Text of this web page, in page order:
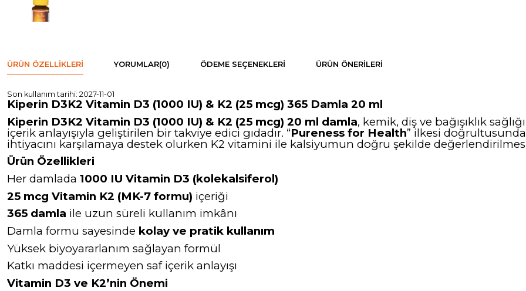
ÜRÜN ÖZELLIKLERI YORUMLAR(0) ÖDEME SEÇENEKLERI ÜRÜN ÖNERILERI
Son kullanım tarihi: 2027-11-01
Kiperin D3K2 Vitamin D3 (1000 IU) & K2 (25 mcg) 365 Damla 20 ml
Kiperin D3K2 Vitamin D3 (1000 IU) & K2 (25 mcg) 20 ml damla, kemik, diş ve bağışıklık
içerik anlayışıyla geliştirilen bir takviye edici gıdadır. “Pureness for Health” ilkesi
ihtiyacını karşılamaya destek olurken K2 vitamini ile kalsiyumun doğru şekilde
Ürün Özellikleri
Her damlada 1000 IU Vitamin D3 (kolekalsiferol)
25 mcg Vitamin K2 (MK-7 formu) içeriği
365 damla ile uzun süreli kullanım imkânı
Damla formu sayesinde kolay ve pratik kullanım
Yüksek biyoyararlanım sağlayan formül
Katkı maddesi içermeyen saf içerik anlayışı
Vitamin D3 ve K2’nin Önemi